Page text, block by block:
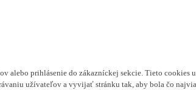
alebo prihlásenie do zákazníckej sekcie. Tieto cookies
užívateľov a vyvijať stránku tak, aby bola čo